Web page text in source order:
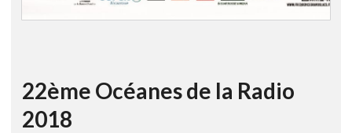
22ème Océanes de la Radio
2018